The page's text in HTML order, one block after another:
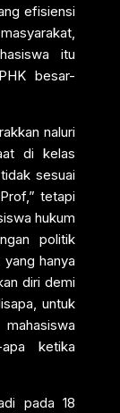
efisiensi
itu
besar-
naluri
di kelas
sesuai
tetapi
hukum
politik
hanya
diri demi
untuk
ketika
pada 18